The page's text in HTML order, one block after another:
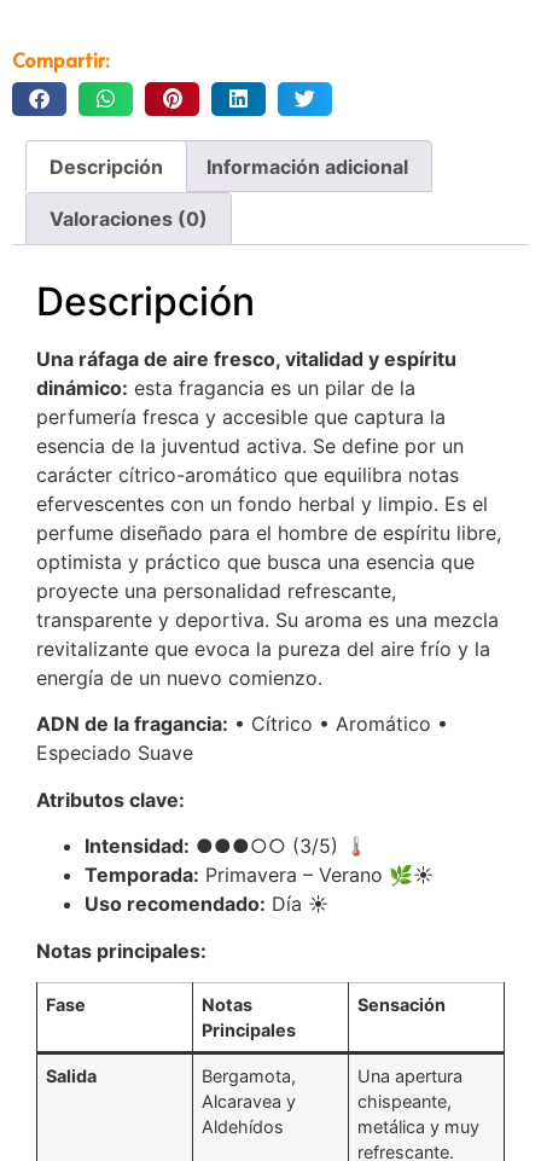
Compartir:
Descripción Información adicional
Valoraciones (0)
Descripción
Una ráfaga de aire fresco, vitalidad y espíritu
dinámico: esta fragancia es un pilar de la
perfumería fresca y accesible que captura la
esencia de la juventud activa. Se define por un
carácter cítrico-aromático que equilibra notas
efervescentes con un fondo herbal y limpio. Es el
perfume diseñado para el hombre de espíritu libre,
optimista y práctico que busca una esencia que
proyecte una personalidad refrescante,
transparente y deportiva. Su aroma es una mezcla
revitalizante que evoca la pureza del aire frío y la
energía de un nuevo comienzo.
ADN de la fragancia: • Cítrico • Aromático •
Especiado Suave
Atributos clave:
Intensidad: ●●●○○ (3/5) 🌡️
Temporada: Primavera – Verano 🌿☀️
Uso recomendado: Día ☀️
Notas principales:
Fase
Notas
Principales
Sensación
Salida
Bergamota,
Alcaravea y
Aldehídos
Una apertura
chispeante,
metálica y muy
refrescante.